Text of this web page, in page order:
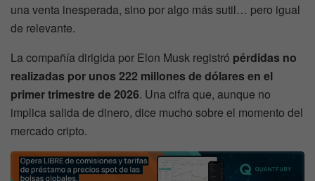
una venta inesperada, sino por algo más sutil… pero igual
de relevante.
La compañía dirigida por Elon Musk registró pérdidas no
realizadas por unos 222 millones de dólares en el
primer trimestre de 2026. Una cifra que, aunque no
implica salida de dinero, dice mucho sobre el momento del
mercado cripto.